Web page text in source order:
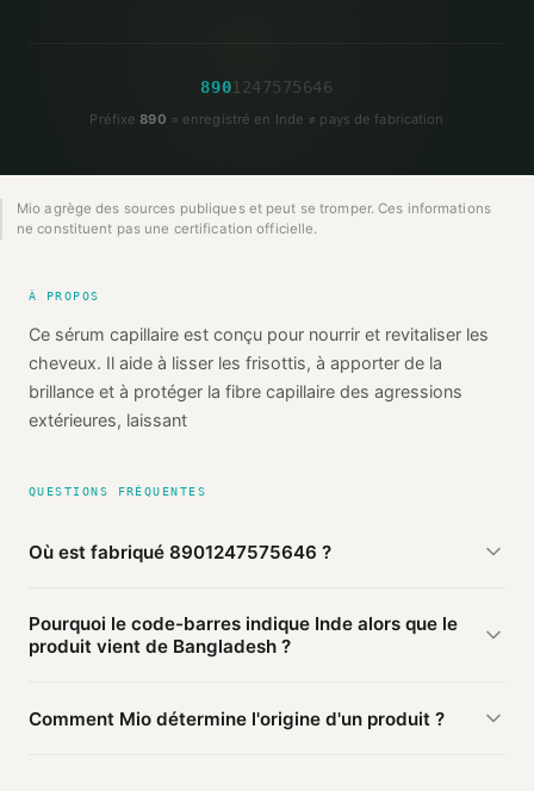
8901 247575646
Préfixe890 = enregistré en Inde ≠ pays de fabrication
Mio agrège des sources publiques et peut se tromper. Ces informations
ne constituent pas une certification officielle.
À PROPOS
Ce sérum capillaire est conçu pour nourrir et revitaliser les
cheveux. Il aide à lisser les frisottis, à apporter de la
brillance et à protéger la fibre capillaire des agressions
extérieures, laissant
QUESTIONS FRÉQUENTES
Où est fabriqué 8901247575646 ?
8901247575646 est fabriqué enBangladesh(vérifié).
Pourquoi le code-barres indique Inde alors que le
produit vient de Bangladesh ?
d'enregistrementdu code, pas le lieu de fabrication. Une
Comment Mio détermine l'origine d'un produit ?